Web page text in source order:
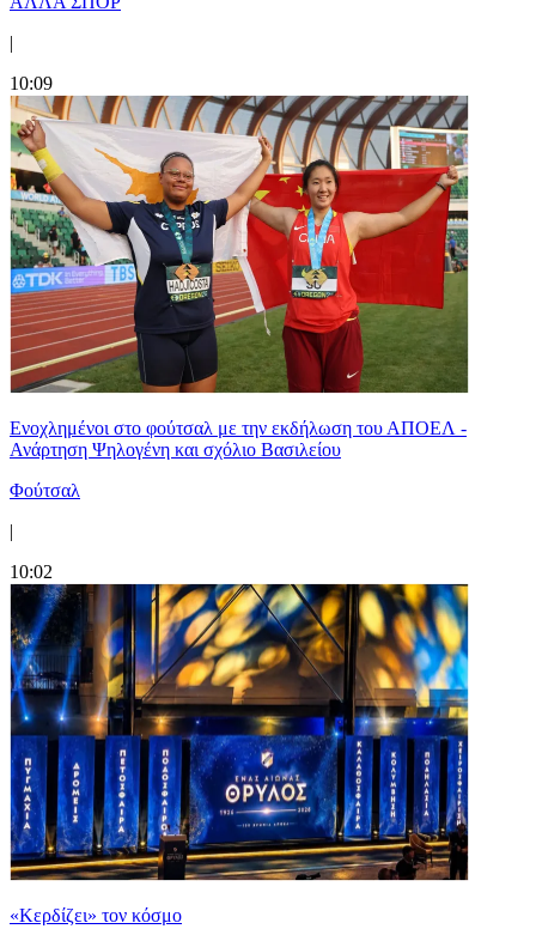
|
10:09
Ενοχλημένοι στο φούτσαλ με την εκδήλωση του ΑΠΟΕΛ -
Ανάρτηση Ψηλογένη και σχόλιο Βασιλείου
Φούτσαλ
|
10:02
«Κερδίζει» τον κόσμο